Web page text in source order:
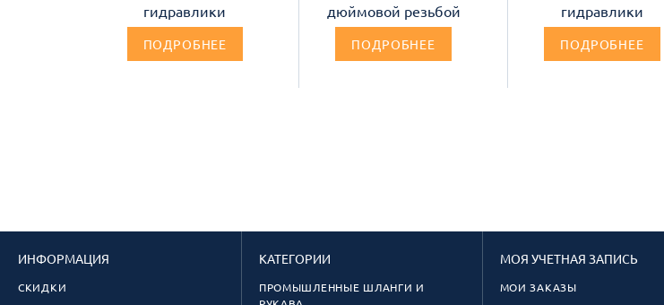
гидравлики
ПОДРОБНЕЕ
дюймовой резьбой
ПОДРОБНЕЕ
гидравлики
ПОДРОБНЕЕ
ИНФОРМАЦИЯ
СКИДКИ
КАТЕГОРИИ
ПРОМЫШЛЕННЫЕ ШЛАНГИ И
МОЯ УЧЕТНАЯ ЗАПИСЬ
МОИ ЗАКАЗЫ